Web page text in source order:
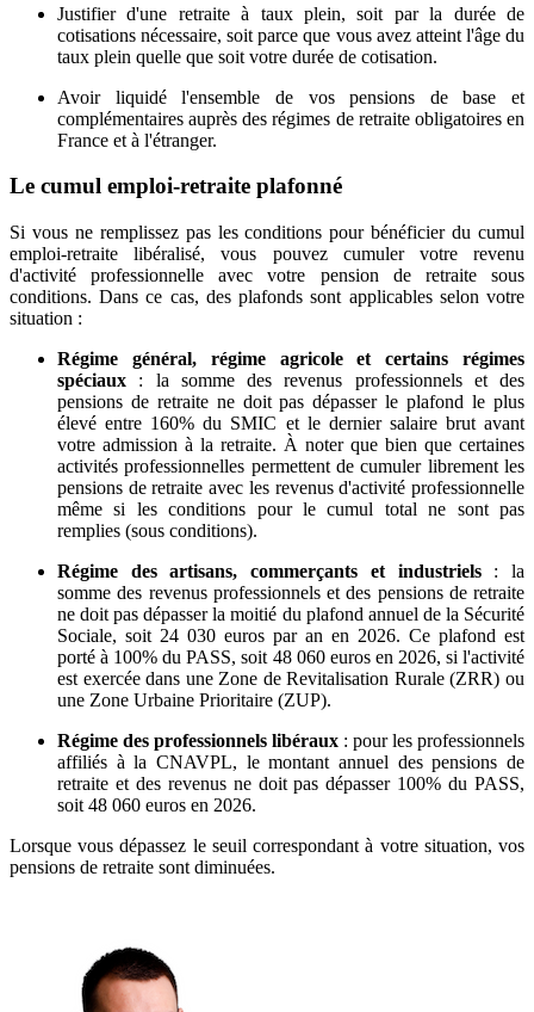
Justifier d'une retraite à taux plein, soit par la durée de
cotisations nécessaire, soit parce que vous avez atteint l'âge du
taux plein quelle que soit votre durée de cotisation.
Avoir liquidé l'ensemble de vos pensions de base et
complémentaires auprès des régimes de retraite obligatoires en
France et à l'étranger.
Le cumul emploi-retraite plafonné
Si vous ne remplissez pas les conditions pour bénéficier du cumul
emploi-retraite libéralisé, vous pouvez cumuler votre revenu
d'activité professionnelle avec votre pension de retraite sous
conditions. Dans ce cas, des plafonds sont applicables selon votre
situation :
Régime général, régime agricole et certains régimes
spéciaux : la somme des revenus professionnels et des
pensions de retraite ne doit pas dépasser le plafond le plus
élevé entre 160% du SMIC et le dernier salaire brut avant
votre admission à la retraite. À noter que bien que certaines
activités professionnelles permettent de cumuler librement les
pensions de retraite avec les revenus d'activité professionnelle
même si les conditions pour le cumul total ne sont pas
remplies (sous conditions).
Régime des artisans, commerçants et industriels: la
somme des revenus professionnels et des pensions de retraite
ne doit pas dépasser la moitié du plafond annuel de la Sécurité
Sociale, soit 24 030 euros par an en 2026. Ce plafond est
porté à 100% du PASS, soit 48 060 euros en 2026, si l'activité
est exercée dans une Zone de Revitalisation Rurale (ZRR) ou
une Zone Urbaine Prioritaire (ZUP).
Régime des professionnels libéraux : pour les professionnels
affiliés à la CNAVPL, le montant annuel des pensions de
retraite et des revenus ne doit pas dépasser 100% du PASS,
soit 48 060 euros en 2026.
Lorsque vous dépassez le seuil correspondant à votre situation, vos
pensions de retraite sont diminuées.